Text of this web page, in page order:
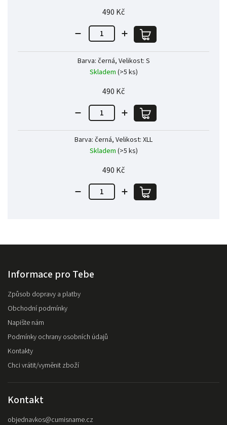
490 Kč
Barva: černá, Velikost: S
Skladem (>5 ks)
490 Kč
Barva: černá, Velikost: XLL
Skladem (>5 ks)
490 Kč
Informace pro Tebe
Způsob dopravy a platby
Obchodní podmínky
Napište nám
Podmínky ochrany osobních údajů
Kontakty
Chci vrátit/vyměnit zboží
Kontakt
objednavkos@cumisname.cz